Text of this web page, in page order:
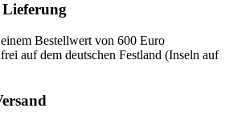
Lieferung
Bestellwert von 600 Euro
auf dem deutschen Festland (Inseln auf